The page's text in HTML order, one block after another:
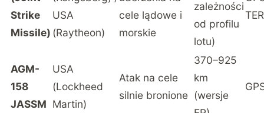
Strike
Missile)
USA
(Raytheon)
cele lądowe i
morskie
zależności
od profilu
lotu)
AGM-
158
JASSM
USA
(Lockheed
Martin)
Atak na cele
silnie bronione
370–925
km
(wersje